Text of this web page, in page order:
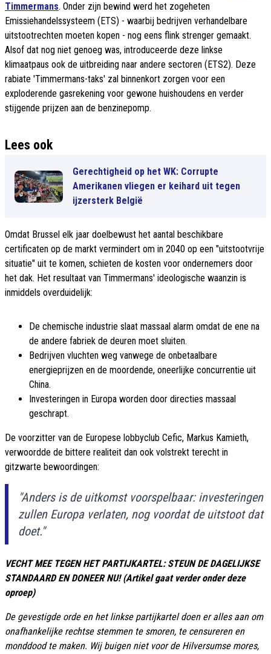
Timmermans. Onder zijn bewind werd het zogeheten
Emissiehandelssysteem (ETS) - waarbij bedrijven verhandelbare
uitstootrechten moeten kopen - nog eens flink strenger gemaakt.
Alsof dat nog niet genoeg was, introduceerde deze linkse
klimaatpaus ook de uitbreiding naar andere sectoren (ETS2). Deze
rabiate 'Timmermans-taks' zal binnenkort zorgen voor een
exploderende gasrekening voor gewone huishoudens en verder
stijgende prijzen aan de benzinepomp.
Lees ook
Gerechtigheid op het WK: Corrupte
Amerikanen vliegen er keihard uit tegen
ijzersterk België
Omdat Brussel elk jaar doelbewust het aantal beschikbare
certificaten op de markt vermindert om in 2040 op een "uitstootvrije
situatie" uit te komen, schieten de kosten voor ondernemers door
het dak. Het resultaat van Timmermans' ideologische waanzin is
inmiddels overduidelijk:
De chemische industrie slaat massaal alarm omdat de ene na
de andere fabriek de deuren moet sluiten.
Bedrijven vluchten weg vanwege de onbetaalbare
energieprijzen en de moordende, oneerlijke concurrentie uit
China.
Investeringen in Europa worden door directies massaal
geschrapt.
De voorzitter van de Europese lobbyclub Cefic, Markus Kamieth,
verwoordde de bittere realiteit dan ook volstrekt terecht in
gitzwarte bewoordingen:
"Anders is de uitkomst voorspelbaar: investeringen
zullen Europa verlaten, nog voordat de uitstoot dat
doet."
VECHT MEE TEGEN HET PARTIJKARTEL: STEUN DE DAGELIJKSE
STANDAARD EN DONEER NU! (Artikel gaat verder onder deze
oproep)
De gevestigde orde en het linkse partijkartel doen er alles aan om
onafhankelijke rechtse stemmen te smoren, te censureren en
monddood te maken. Wij buigen niet voor de Hilversumse mores,